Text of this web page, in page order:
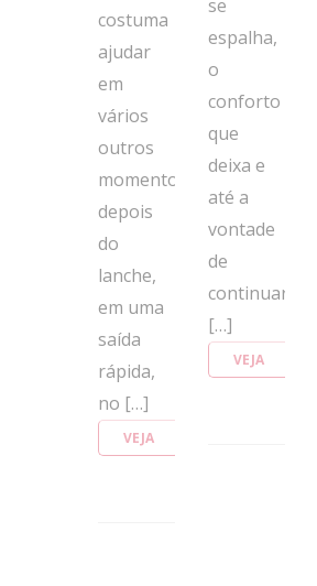
costuma
ajudar
em
vários
outros
momentos:
depois
do
lanche,
em uma
saída
rápida,
no […]
VEJA
se
espalha,
o
conforto
que
deixa e
até a
vontade
de
continuar
[…]
VEJA